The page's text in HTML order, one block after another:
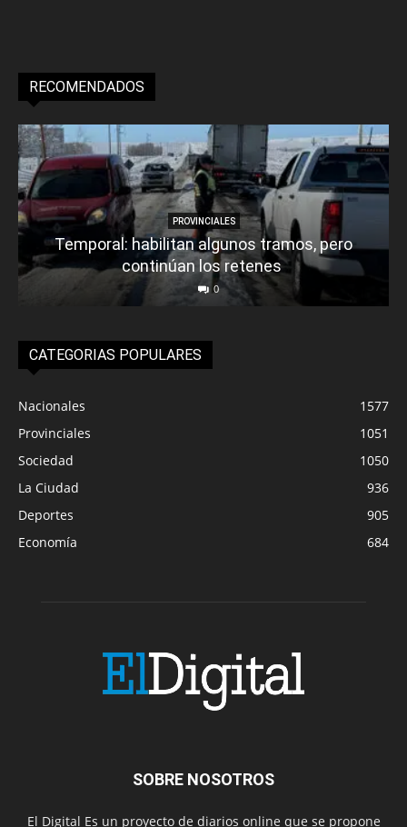
RECOMENDADOS
PROVINCIALES
Temporal: habilitan algunos tramos, pero
continúan los retenes
0
CATEGORIAS POPULARES
Nacionales
1577
Provinciales
1051
Sociedad
1050
La Ciudad
936
Deportes
905
Economía
684
SOBRE NOSOTROS
El Digital Es un proyecto de diarios online que se propone